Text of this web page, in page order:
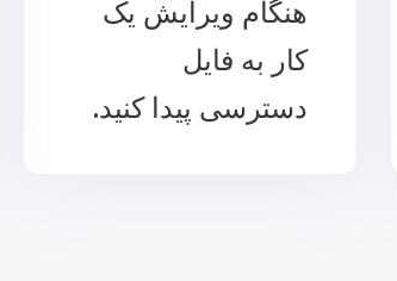
هنگام ویرایش یک
کار به فایل
دسترسی پیدا کنید.